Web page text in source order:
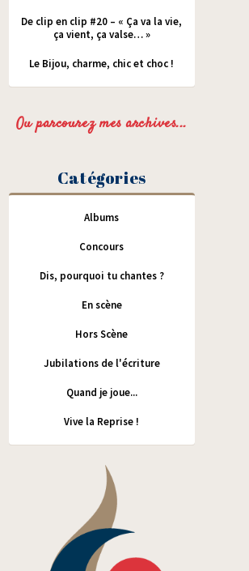
De clip en clip #20 – « Ça va la vie,
ça vient, ça valse… »
Le Bijou, charme, chic et choc !
Ou parcourez mes archives...
Catégories
Albums
Concours
Dis, pourquoi tu chantes ?
En scène
Hors Scène
Jubilations de l'écriture
Quand je joue...
Vive la Reprise !